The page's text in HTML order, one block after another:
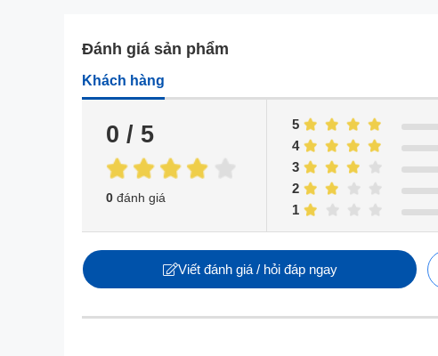
Đánh giá sản phẩm
Khách hàng
0 / 5
0 đánh giá
1
2
3
4
5
Viết đánh giá / hỏi đáp ngay